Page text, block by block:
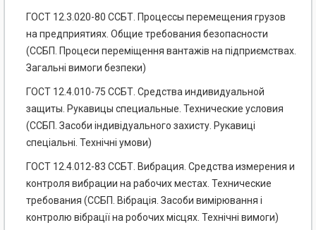
ГОСТ 12.3.020-80 ССБТ. Процессы перемещения грузов
на предприятиях. Общие требования безопасности
(ССБП. Процеси переміщення вантажів на підприємствах.
Загальні вимоги безпеки)
ГОСТ 12.4.010-75 ССБТ. Средства индивидуальной
защиты. Рукавицы специальные. Технические условия
(ССБП. Засоби індивідуального захисту. Рукавиці
спеціальні. Технічні умови)
ГОСТ 12.4.012-83 ССБТ. Вибрация. Средства измерения и
контроля вибрации на рабочих местах. Технические
требования (ССБП. Вібрація. Засоби вимірювання і
контролю вібрації на робочих місцях. Технічні вимоги)